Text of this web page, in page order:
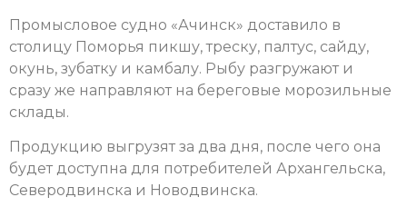
Промысловое судно «Ачинск» доставило в
столицу Поморья пикшу, треску, палтус, сайду,
окунь, зубатку и камбалу. Рыбу разгружают и
сразу же направляют на береговые морозильные
склады.
Продукцию выгрузят за два дня, после чего она
будет доступна для потребителей Архангельска,
Северодвинска и Новодвинска.